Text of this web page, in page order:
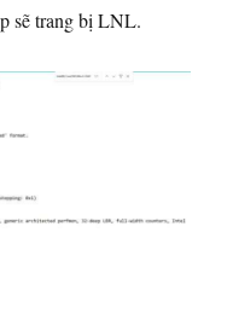
sẽ trang bị LNL.